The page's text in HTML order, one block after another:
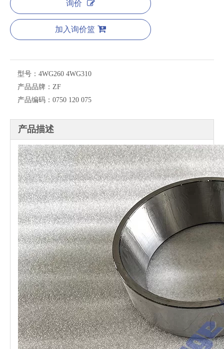
询价
加入询价篮
型号： 4WG260 4WG310
产品品牌： ZF
产品编码： 0750 120 075
产品描述